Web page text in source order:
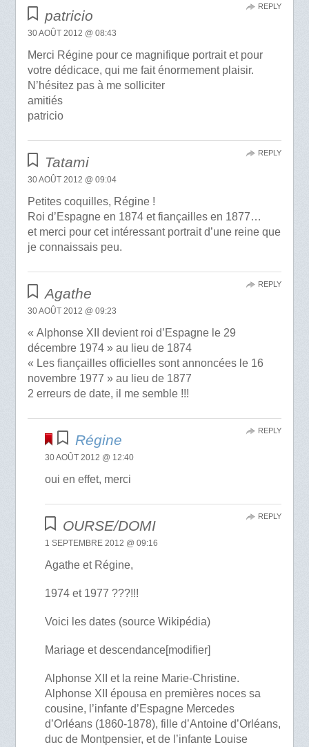
patricio
30 AOÛT 2012 @ 08:43
Merci Régine pour ce magnifique portrait et pour
votre dédicace, qui me fait énormement plaisir.
N’hésitez pas à me solliciter
amitiés
patricio
REPLY
Tatami
30 AOÛT 2012 @ 09:04
Petites coquilles, Régine !
Roi d’Espagne en 1874 et fiançailles en 1877…
et merci pour cet intéressant portrait d’une reine que
je connaissais peu.
REPLY
Agathe
30 AOÛT 2012 @ 09:23
« Alphonse XII devient roi d’Espagne le 29
décembre 1974 » au lieu de 1874
« Les fiançailles officielles sont annoncées le 16
novembre 1977 » au lieu de 1877
2 erreurs de date, il me semble !!!
REPLY
Régine
30 AOÛT 2012 @ 12:40
oui en effet, merci
REPLY
OURSE/DOMI
1 SEPTEMBRE 2012 @ 09:16
Agathe et Régine,
1974 et 1977 ???!!!
Voici les dates (source Wikipédia)
Mariage et descendance[modifier]
Alphonse XII et la reine Marie-Christine.
Alphonse XII épousa en premières noces sa
cousine, l’infante d’Espagne Mercedes
d’Orléans (1860-1878), fille d’Antoine d’Orléans,
duc de Montpensier, et de l’infante Louise
REPLY